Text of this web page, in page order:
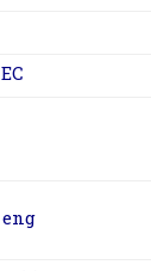
EC
eng